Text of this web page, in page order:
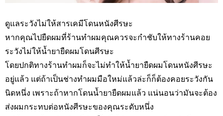
ดูแลระวังไม่ให้สารเคมีโดนหนังศีรษะ
หากคุณไปยืดผมที่ร้านทำผมคุณควรจะกำชับให้ทางร้านคอย
ระวังไม่ให้น้ำยายืดผมโดนศีรษะ
โดยปกติทางร้านทำผมก็จะไม่ทำให้น้ำยายืดผมโดนหนังศีรษะ
อยู่แล้ว แต่ถ้าเป็นช่างทำผมมือใหม่แล้วล่ะก็ก็ต้องคอยระวังกัน
นิดหนึ่ง เพราะถ้าหากโดนน้ำยายืดผมแล้ว แน่นอนว่ามันจะต้อง
ส่งผมกระทบต่อหนังศีรษะของคุณระดับหนึ่ง